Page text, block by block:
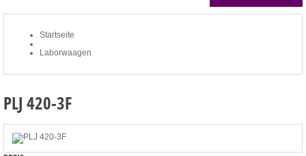
Startseite
Laborwaagen
PLJ 420-3F